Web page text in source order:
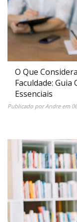
O Que
Faculdade:
Essenciais
Publicado porAndreem